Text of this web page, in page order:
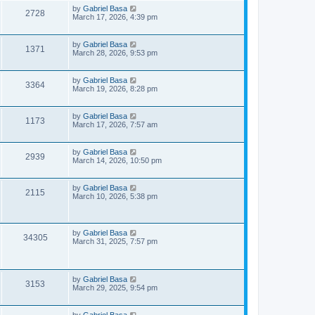
p
o
s
2728
s
L
a
t
p
o
s
by Gabriel Basa
March 17, 2026, 4:39 pm
1371
e
L
a
t
p
o
s
by Gabriel Basa
March 28, 2026, 9:53 pm
3364V
L
a
t
p
o
s
by Gabriel Basa
March 19, 2026, 8:28 pm
1173
L
a
t
p
o
s
by Gabriel Basa
March 17, 2026, 7:57 am
2939
L
a
t
p
o
s
by Gabriel Basa
March 14, 2026, 10:50 pm
2115
L
a
o
s
t
by Gabriel Basa
March 10, 2026, 5:38 pm
34305V
e
L
a
s
t
by Gabriel Basa
March 31, 2025, 7:57 pm
3153
L
a
t
p
by Gabriel Basa
March 29, 2025, 9:54 pm